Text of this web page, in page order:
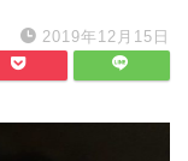
2019年12月15日